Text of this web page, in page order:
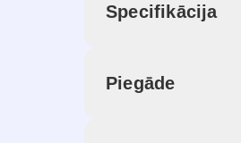
Specifikācija
Piegāde